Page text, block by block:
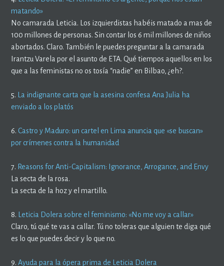
matando»
No camarada Leticia. Los izquierdistas habéis matado a mas de
100 millones de personas. Sin contar los 6 mil millones de niños
abortados. Claro. También le puedes preguntar a la camarada
Irantzu Varela por el asunto de ETA. Qué tiempos aquellos en los
que a las feministas no os tosía “nadie” en Bilbao, ¿eh?.
5. La indignante carta que la asesina confesa Ana Julia ha
enviado a los platós
6.Castro y Maduro: un cartel en Lima anuncia que «se buscan»
por crímenes contra la humanidad
7. Reasons for Anti-Capitalism: Ignorance, Arrogance, and Envy
La secta de la rosa.
La secta de la hoz y el martillo.
8. Leticia Dolera sobre el feminismo: «No me voy a callar»
Claro, tú qué te vas a callar. Tú no toleras que alguien te diga qué
es lo que puedes decir y lo que no.
9.Ayuda para la ópera prima de Leticia Dolera